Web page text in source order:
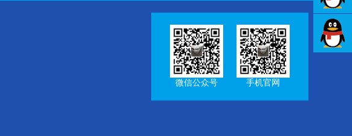
微信公众号 手机官网